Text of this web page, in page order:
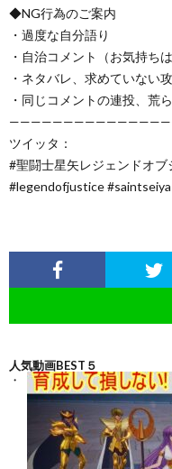
◆NG行為のご案内
・過度な自分語り
・自治コメント（お気持ち
・ネタバレ、求めていない
・同じコメントの連投、荒
ツイッタ：
#聖闘士星矢レジェンドオ
#legendofjustice #saintseiya
人気動画BEST５